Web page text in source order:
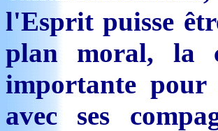
l'Esprit puisse
plan moral, la
importante pour
avec ses